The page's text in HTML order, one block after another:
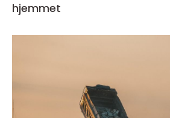
hjemmet